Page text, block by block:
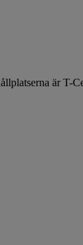
är T-